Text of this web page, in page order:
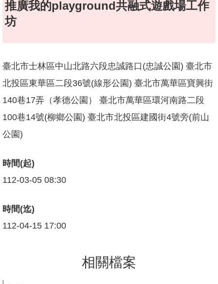
新
聞
報
作
坊/
說
會
何
謂
劃
遊
戲
推廣我的playground共融式遊戲場工作
坊
臺北市士林區中山北路六段忠誠路口(忠誠公園) 臺北市
北投區東華區二段36號(線形公園) 臺北市萬華區寶興街
140巷17弄（孝德公園） 臺北市萬華區環河南路二段
100巷14號(柳鄉公園) 臺北市北投區建國街4號旁(前山
公園)
時間(起)
112-03-05 08:30
時間(迄)
112-04-15 17:00
相關檔案